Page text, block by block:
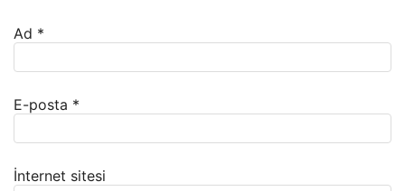
Ad *
E-posta *
İnternet sitesi